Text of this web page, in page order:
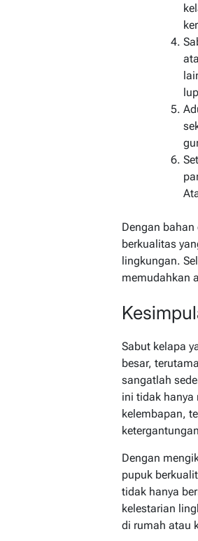
Dengan
berkualitas
lingkungan.
memudahkan
Sabut kelapa
besar,
sangatlah
ini tidak hanya
kelembapan,
Dengan
pupuk
tidak hanya
kelestarian
di rumah atau